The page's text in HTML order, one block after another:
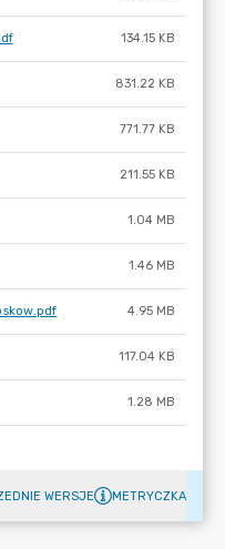
134.15 KB
831.22 KB
771.77 KB
211.55 KB
1.04 MB
1.46 MB
4.95 MB
117.04 KB
1.28 MB
WERSJE METRYCZKA